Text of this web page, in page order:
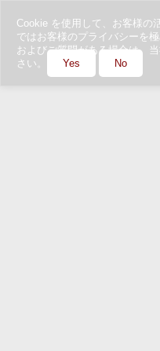
Cookie を使用して、お客様の
ではお客様のプライバシーを
およびご質問がある場合は、
さい。
Yes No